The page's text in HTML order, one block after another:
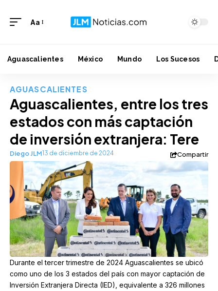
Aa
Aguascalientes México Mundo Los Sucesos
AGUASCALIENTES
Aguascalientes, entre los tres
estados con más captación
de inversión extranjera: Tere
Diego JLM13 de diciembre de 2024 Compartir
Durante el tercer trimestre de 2024 Aguascalientes se ubicó
como uno de los 3 estados del país con mayor captación de
Inversión Extranjera Directa (IED), equivalente a 326 millones